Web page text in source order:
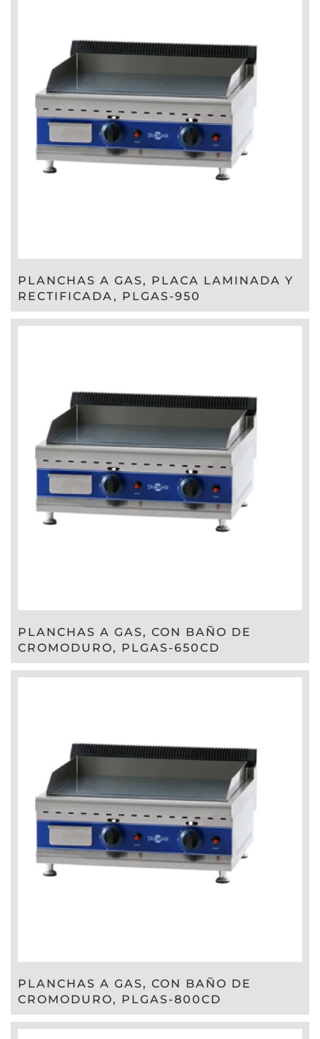
PLANCHAS A GAS, PLACA LAMINADA Y
RECTIFICADA, PLGAS-950
PLANCHAS A GAS, CON BAÑO DE
CROMODURO, PLGAS-650CD
PLANCHAS A GAS, CON BAÑO DE
CROMODURO, PLGAS-800CD